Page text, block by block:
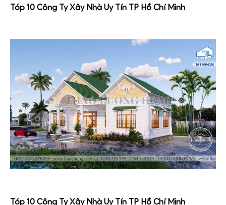
Tóp 10 Công Ty Xây Nhà Uy Tín TP Hồ Chí Minh
Tóp 10 Công Ty Xây Nhà Uy Tín TP Hồ Chí Minh